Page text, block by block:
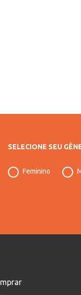
SELECIONE SEU
Feminino